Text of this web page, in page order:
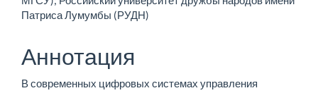
Патриса Лумумбы (РУДН)
Аннотация
В современных цифровых системах управления